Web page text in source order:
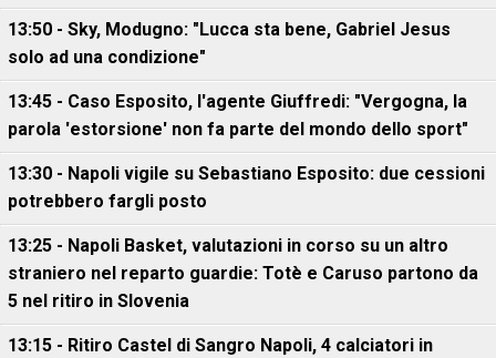
13:50 - Sky, Modugno: "Lucca sta bene, Gabriel Jesus
solo ad una condizione"
13:45 - Caso Esposito, l'agente Giuffredi: "Vergogna, la
parola 'estorsione' non fa parte del mondo dello sport"
13:30 - Napoli vigile su Sebastiano Esposito: due cessioni
potrebbero fargli posto
13:25 - Napoli Basket, valutazioni in corso su un altro
straniero nel reparto guardie: Totè e Caruso partono da
5 nel ritiro in Slovenia
13:15 - Ritiro Castel di Sangro Napoli, 4 calciatori in